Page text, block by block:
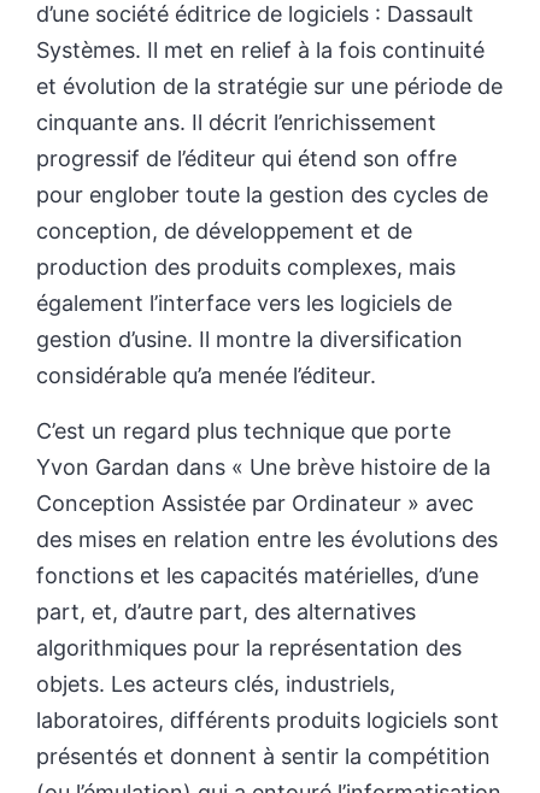
d’une société éditrice de logiciels : Dassault
Systèmes. Il met en relief à la fois continuité
et évolution de la stratégie sur une période de
cinquante ans. Il décrit l’enrichissement
progressif de l’éditeur qui étend son offre
pour englober toute la gestion des cycles de
conception, de développement et de
production des produits complexes, mais
également l’interface vers les logiciels de
gestion d’usine. Il montre la diversification
considérable qu’a menée l’éditeur.
C’est un regard plus technique que porte
Yvon Gardan dans « Une brève histoire de la
Conception Assistée par Ordinateur » avec
des mises en relation entre les évolutions des
fonctions et les capacités matérielles, d’une
part, et, d’autre part, des alternatives
algorithmiques pour la représentation des
objets. Les acteurs clés, industriels,
laboratoires, différents produits logiciels sont
présentés et donnent à sentir la compétition